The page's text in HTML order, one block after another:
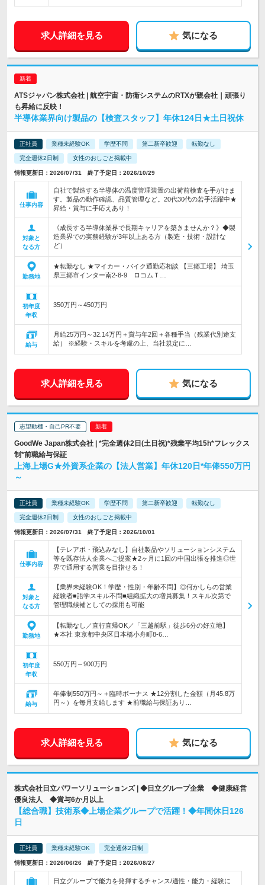
求人詳細を見る 気になる
ATSジャパン株式会社 | 航空宇宙・防衛システムのRTXが親会社｜頑張り
も昇給に反映！
半導体業界向け製品の【検査スタッフ】年休124日★土日祝休
正社員 業種未経験OK 学歴不問 第二新卒歓迎 転勤なし
完全週休2日制 女性のおしごと掲載中
情報更新日：2026/07/31 終了予定日：2026/10/29
仕事内容
自社で製造する半導体の温度管理装置の出荷前検査を手がけま
す。製品の動作確認、品質管理など。20代30代の若手活躍中★
昇給・賞与に手応えあり！
対象と
なる方
《成長する半導体業界で長期キャリアを築きませんか？》◆製
造業界での実務経験が3年以上ある方（製造・技術・設計な
ど）
勤務地
★転勤なし ★マイカー・バイク通勤応相談 【三郷工場】 埼玉
県三郷市インター南2-8-9 ロコムＴ…
初年度
年収
350万円～450万円
給与
月給25万円～32.14万円＋賞与年2回＋各種手当（残業代別途支
給） ※経験・スキルを考慮の上、当社規定に…
求人詳細を見る 気になる
志望動機・自己PR不要
GoodWe Japan株式会社 | *完全週休2日(土日祝)*残業平均15h*フレックス
制*前職給与保証
上海上場G★外資系企業の【法人営業】年休120日*年俸550万円
～
正社員 業種未経験OK 学歴不問 第二新卒歓迎 転勤なし
完全週休2日制 女性のおしごと掲載中
情報更新日：2026/07/31 終了予定日：2026/10/01
仕事内容
【テレアポ・飛込みなし】自社製品やソリューションシステム
等を既存法人企業へご提案★2ヶ月に1回の中国出張を推進◎世
界で通用する営業を目指せる！
対象と
なる方
【業界未経験OK！学歴・性別・年齢不問】◎何かしらの営業
経験者■語学スキル不問■組織拡大の増員募集！スキル次第で
管理職候補としての採用も可能
勤務地
【転勤なし／直行直帰OK／「三越前駅」徒歩6分の好立地】
★本社 東京都中央区日本橋小舟町8-6…
初年度
年収
550万円～900万円
給与
年俸制550万円～＋臨時ボーナス ★12分割した金額（月45.8万
円～）を毎月支給します ★前職給与保証あり…
求人詳細を見る 気になる
株式会社日立パワーソリューションズ | ◆日立グループ企業 ◆健康経営
優良法人 ◆賞与6か月以上
【総合職】技術系◆上場企業グループで活躍！◆年間休日126
日
正社員 業種未経験OK 完全週休2日制
情報更新日：2026/06/26 終了予定日：2026/08/27
日立グループで能力を発揮するチャンス/適性・能力・経験に